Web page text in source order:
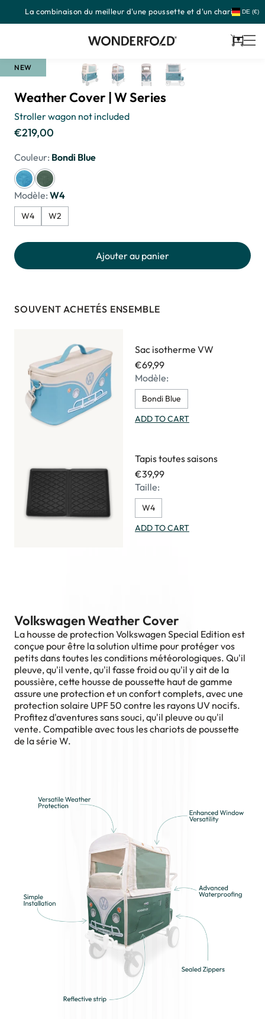
Passer
au
La combinaison du meilleur d'une poussette et d'un chariot DE (€)
NEW
Weather Cover | W Series
Stroller wagon not included
Prix
€219,00
Couleur: Bondi Blue
Modèle: W4
W4 W2
Ajouter au panier
SOUVENT ACHETÉS ENSEMBLE
Sac isotherme VW
€69,99
Modèle:
Bondi Blue
ADD TO CART
Tapis toutes saisons
€39,99
Taille:
W4
ADD TO CART
Volkswagen Weather Cover
La housse de protection Volkswagen Special Edition est
conçue pour être la solution ultime pour protéger vos
petits dans toutes les conditions météorologiques. Qu'il
pleuve, qu'il vente, qu'il fasse froid ou qu'il y ait de la
poussière, cette housse de poussette haut de gamme
assure une protection et un confort complets, avec une
protection solaire UPF 50 contre les rayons UV nocifs.
Profitez d'aventures sans souci, qu'il pleuve ou qu'il
vente. Compatible avec tous les chariots de poussette
de la série W.